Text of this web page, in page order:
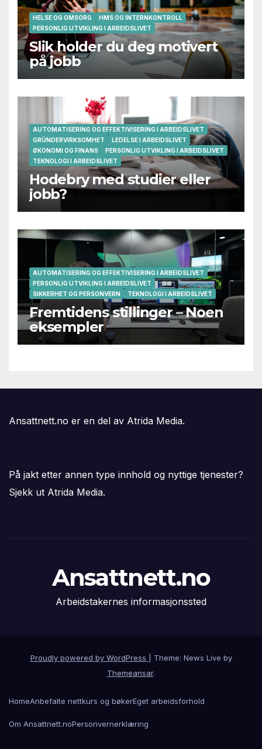
HELSE OG OMSORG
HMS OG INTERNKONTROLL
PERSONLIG UTVIKLING I ARBEIDSLIVET
Slik holder du deg motivert
på jobb
AUTOMATISERING OG EFFEKTIVISERING I ARBEIDSLIVET
GRÜNDERVIRKSOMHET
LEDELSE I ARBEIDSLIVET
ØKONOMI OG FINANS
PERSONLIG UTVIKLING I ARBEIDSLIVET
TEKNOLOGI I ARBEIDSLIVET
Hodebry med studier eller
jobb?
AUTOMATISERING OG EFFEKTIVISERING I ARBEIDSLIVET
PERSONLIG UTVIKLING I ARBEIDSLIVET
SIKKERHET OG PERSONVERN
TEKNOLOGI I ARBEIDSLIVET
Fremtidens stillinger – Noen
eksempler
Ansattnett.no er en del av Atrida Media.
På jakt etter annen type innhold og nyttige tjenester?
Sjekk ut Atrida Media.
Ansattnett.no
Arbeidstakernes informasjonssted
Proudly powered by WordPress
Theme: News Live by
Themeansar.
HomeAnbefalte nettkurs og bøkerEget arbeidsforhold
Om Ansattnett.noPersonvernerklæring